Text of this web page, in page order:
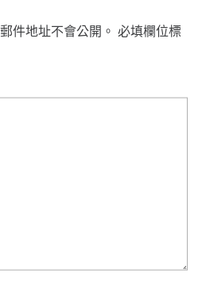
件地址不會公開。 必填欄位標